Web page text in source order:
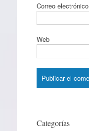
Correo electrónico
Web
Categorías